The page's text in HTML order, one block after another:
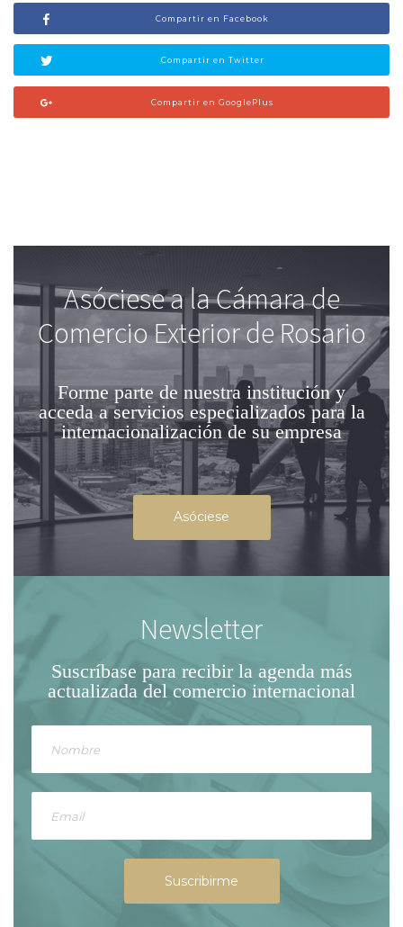
Compartir en Facebook
Compartir en Twitter
Compartir en GooglePlus
Asóciese a la Cámara de
Comercio Exterior de Rosario
Forme parte de nuestra institucióny
acceda a servicios especializados para la
internacionalización de su empresa
Asóciese
Newsletter
Suscríbase para recibir la agendamás
actualizada del comercio internacional
Suscribirme